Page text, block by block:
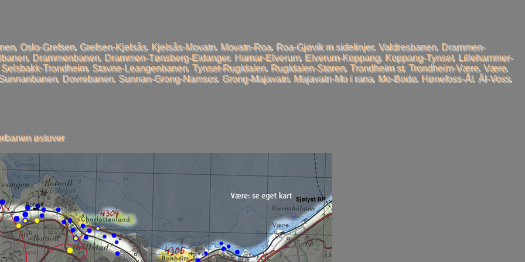
, Oslo-Grefsen, Grefsen-Kjelsås, Kjelsås-Movatn, Movatn-Roa, Roa-Gjøvik m sidelinjer, Valdresbanen, Drammen-
, Drammenbanen, Drammen-Tønsberg-Eidanger, Hamar-Elverum, Elverum-Koppang, Koppang-Tynset, Lillehammer-
Selsbakk-Trondheim, Stavne-Leangenbanen, Tynset-Rugldalen, Rugldalen-Støren, Trondheim st, Trondheim-Være, Være,
, Dovrebanen, Sunnan-Grong-Namsos, Grong-Majavatn, Majavatn-Mo i rana, Mo-Bodø, Hønefoss-Ål, Ål-Voss,
østover